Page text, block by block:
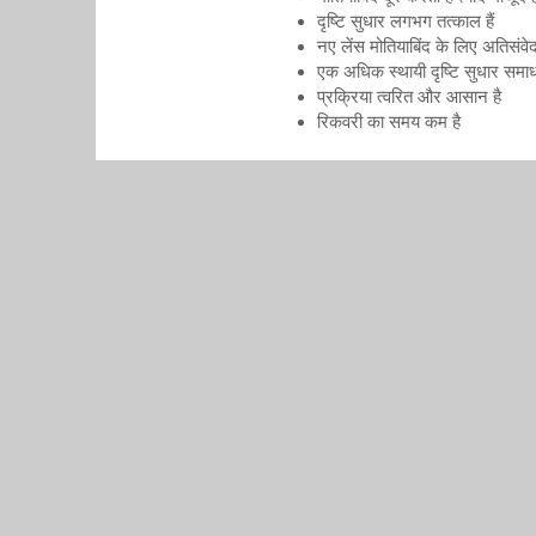
दृष्टि सुधार लगभग तत्काल हैं
नए लेंस मोतियाबिंद के लिए
एक अधिक स्थायी दृष्टि सुधार
प्रक्रिया त्वरित और आसान है
रिकवरी का समय कम है